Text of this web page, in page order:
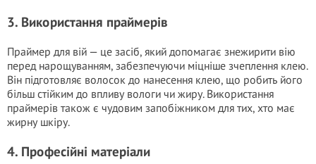
3. Використання праймерів
Праймер для вій — це засіб, який допомагає знежирити вію
перед нарощуванням, забезпечуючи міцніше зчеплення клею.
Він підготовляє волосок до нанесення клею, що робить його
більш стійким до впливу вологи чи жиру. Використання
праймерів також є чудовим запобіжником для тих, хто має
жирну шкіру.
4. Професійні матеріали